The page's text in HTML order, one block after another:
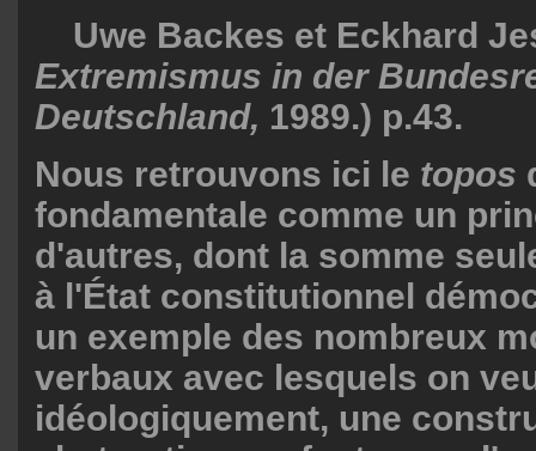
Uwe Backes et Eckhard
Extremismus in der
Deutschland, 1989.) p.43.
Nous retrouvons ici le topos
fondamentale comme un
d'autres, dont la somme
à l'État constitutionnel
un exemple des nombreux
verbaux avec lesquels on
idéologiquement, une